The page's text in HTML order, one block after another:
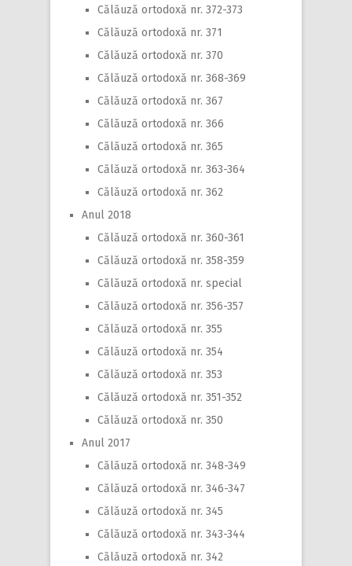
Călăuză ortodoxă nr. 372-373
Călăuză ortodoxă nr. 371
Călăuză ortodoxă nr. 370
Călăuză ortodoxă nr. 368-369
Călăuză ortodoxă nr. 367
Călăuză ortodoxă nr. 366
Călăuză ortodoxă nr. 365
Călăuză ortodoxă nr. 363-364
Călăuză ortodoxă nr. 362
Anul 2018
Călăuză ortodoxă nr. 360-361
Călăuză ortodoxă nr. 358-359
Călăuză ortodoxă nr. special
Călăuză ortodoxă nr. 356-357
Călăuză ortodoxă nr. 355
Călăuză ortodoxă nr. 354
Călăuză ortodoxă nr. 353
Călăuză ortodoxă nr. 351-352
Călăuză ortodoxă nr. 350
Anul 2017
Călăuză ortodoxă nr. 348-349
Călăuză ortodoxă nr. 346-347
Călăuză ortodoxă nr. 345
Călăuză ortodoxă nr. 343-344
Călăuză ortodoxă nr. 342